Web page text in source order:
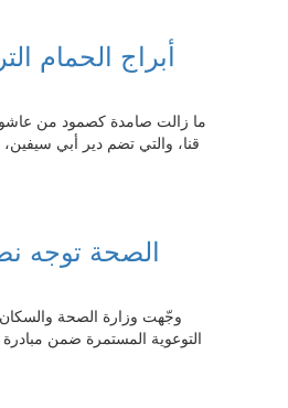
أبراج الحمام
ما زالت صامدة كصمود من
قنا، والتي تضم دير أبي سيفين،
الصحة توجه
وجّهت وزارة الصحة والسكان
التوعوية المستمرة ضمن